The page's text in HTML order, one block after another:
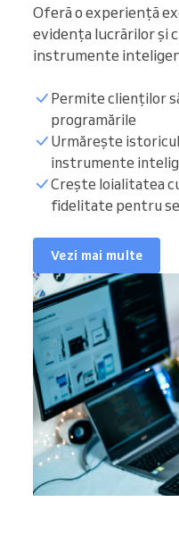
Oferă o experiență
evidența lucrărilor și
instrumente
Permite clienților
programările
Urmărește
instrumente
Crește loialitatea
fidelitate pentru
Vezi mai multe